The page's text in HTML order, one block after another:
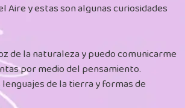
Aire y estas son algunas curiosidades
de la naturaleza y puedo comunicarme
por medio del pensamiento.
de la tierra y formas de